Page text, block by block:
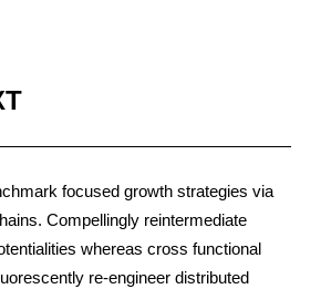
focused growth strategies via
Compellingly reintermediate
whereas cross functional
re-engineer distributed